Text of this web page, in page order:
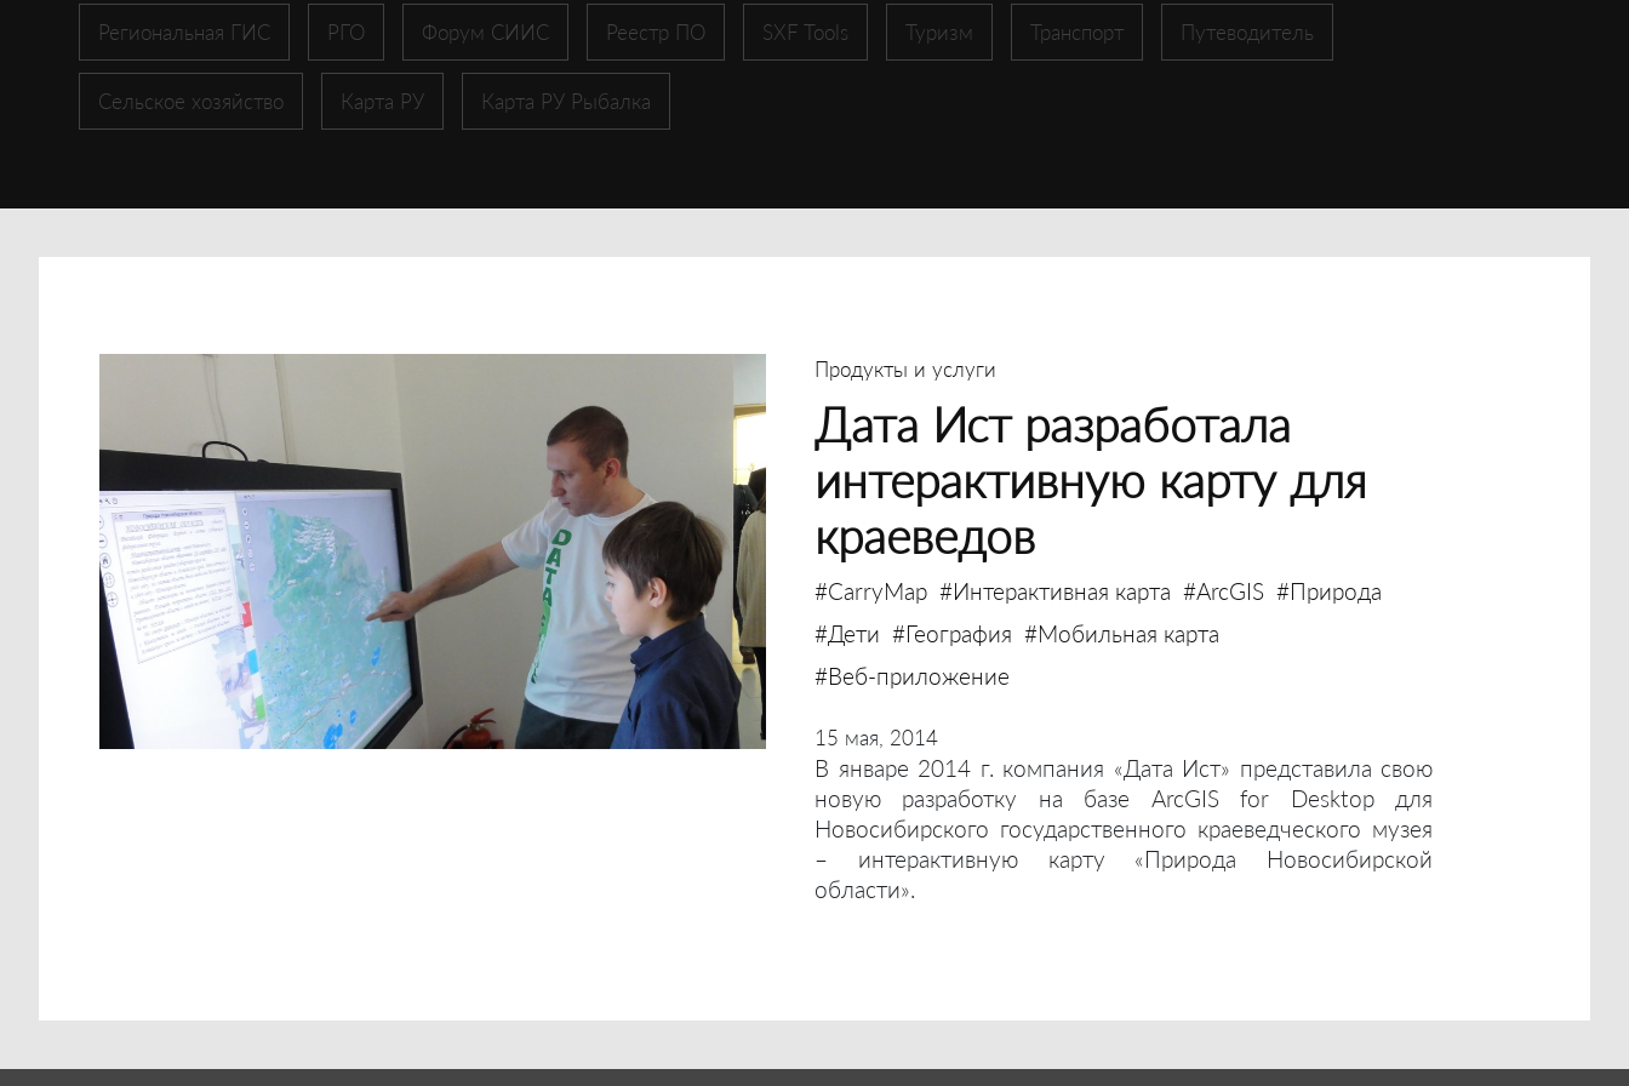
Региональная ГИС РГО Форум СИИС Реестр ПО SXF Tools Туризм Транспорт Путеводитель
Сельское хозяйство Карта РУ Карта РУ Рыбалка
Продукты и услуги
Дата Ист разработала
интерактивную карту для
краеведов
#CarryMap #Интерактивная карта #ArcGIS #Природа
#Дети #География #Мобильная карта
#Веб-приложение
15 мая, 2014
В январе 2014 г. компания «Дата Ист» представила свою
новую разработку на базе ArcGIS for Desktop для
Новосибирского государственного краеведческого музея
– интерактивную карту «Природа Новосибирской
области».